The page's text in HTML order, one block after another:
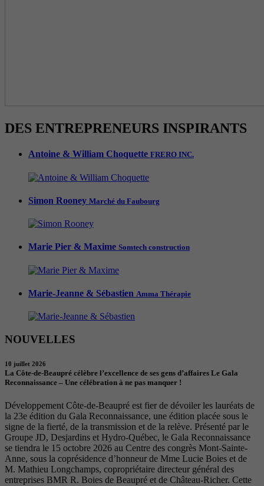
DES ENTREPRENEURS INSPIRANTS
Antoine & William Choquette FRERO INC.
Simon Rooney Marché du Faubourg
Marie Pier & Maxime Somtech construction
Marie-Jeanne & Sébastien Amma Thérapie
NOUVELLES
10 juillet 2026
La Côte-de-Beaupré célèbre l’excellence de ses gens d’affaires Le Gala
Reconnaissance – Une célébration à ne pas manquer !
Développement Côte-de-Beaupré est fier de dévoiler les lauréats de
la 23e édition du Gala Reconnaissance, une édition placée sous le
signe de la fierté, de la transmission et de la relève. Présenté par le
Groupe JD, Desjardins et Hydro-Québec, le Gala Reconnaissance
se tiendra le 15 octobre 2026 au Centre des congrès Mont-Sainte-
Anne, sous la coprésidence d’honneur de Mme Lucie Boies et de
M. Mathieu Longchamps, copropriétaire directeur général des
entreprises BMR R. Boies de Beaupré et de Château-Richer. Cette